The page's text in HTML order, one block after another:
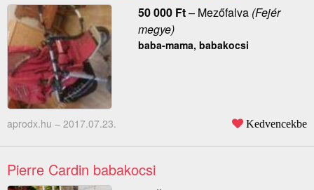
50 000 Ft– Mezőfalva(Fejér
megye)
baba-mama, babakocsi
aprodx.hu – 2017.07.23. Kedvencekbe
Pierre Cardin babakocsi